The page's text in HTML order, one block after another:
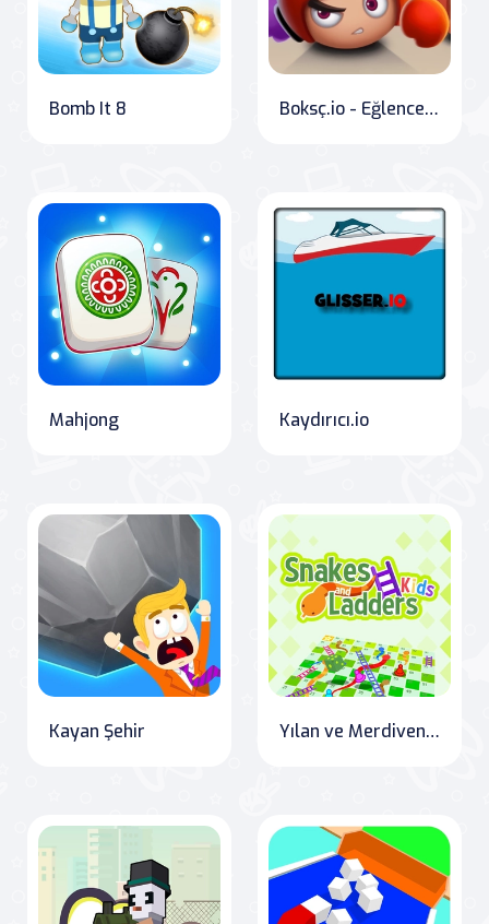
Bomb It 8 Boksç.io - Eğlenceli io oyunları
Mahjong Kaydırıcı.io
Kayan Şehir Yılan ve Merdivenler